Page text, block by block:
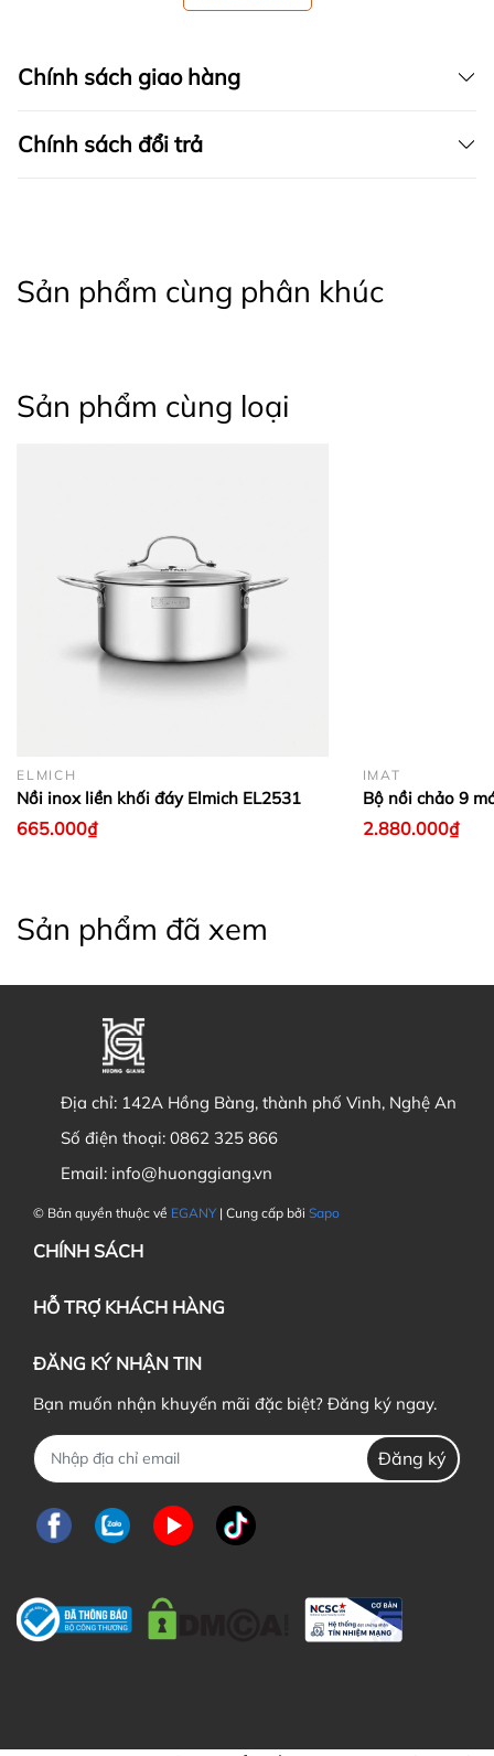
Chính sách giao hàng
Chính sách đổi trả
Sản phẩm cùng phân khúc
Sản phẩm cùng loại
ELMICH
Nồi inox liền khối đáy Elmich EL2531
665.000₫
IMAT
Bộ nồi chảo 9
2.880.000₫
Sản phẩm đã xem
Địa chỉ: 142A Hồng Bàng, thành phố Vinh, Nghệ An
Số điện thoại: 0862 325 866
Email: info@huonggiang.vn
© Bản quyền thuộc về EGANY | Cung cấp bởi Sapo
CHÍNH SÁCH
HỖ TRỢ KHÁCH HÀNG
ĐĂNG KÝ NHẬN TIN
Bạn muốn nhận khuyến mãi đặc biệt? Đăng ký ngay.
Đăng ký